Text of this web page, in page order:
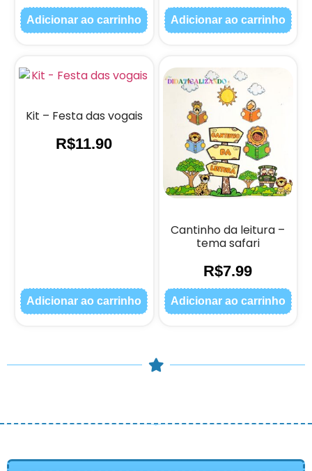
Adicionar ao carrinho Adicionar ao carrinho
Kit – Festa das vogais
R$11.90
Adicionar ao carrinho
Cantinho da leitura –
tema safari
R$7.99
Adicionar ao carrinho